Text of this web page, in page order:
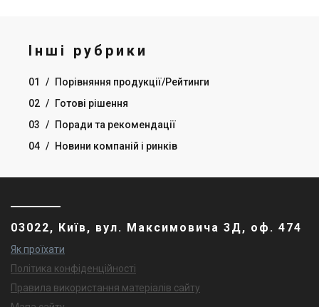
Інші рубрики
01 /
Порівняння продукції/Рейтинги
02 /
Готові рішення
03 /
Поради та рекомендації
04 / Новини компаній і ринків
03022, Київ, вул. Максимовича 3Д, оф. 474
Як проїхати
Політика конфіденційності
Правила використання матеріалів сайту